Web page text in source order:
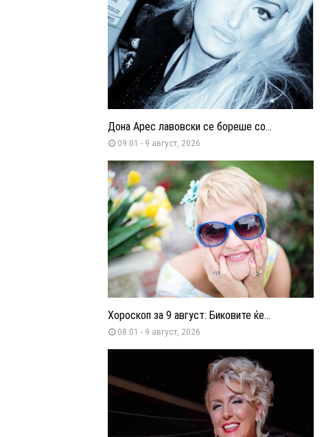
Дона Арес лавовски се бореше со...
09:01 - 9 август, 2026
Хороскоп за 9 август: Биковите ќе...
08:01 - 9 август, 2026